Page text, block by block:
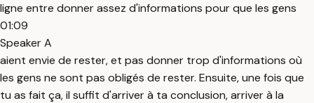
ligne entre donner assez d'informations pour que les gens
01:09
Speaker A
aient envie de rester, et pas donner trop d'informations où
les gens ne sont pas obligés de rester. Ensuite, une fois que
tu as fait ça, il suffit d'arriver à ta conclusion, arriver à la